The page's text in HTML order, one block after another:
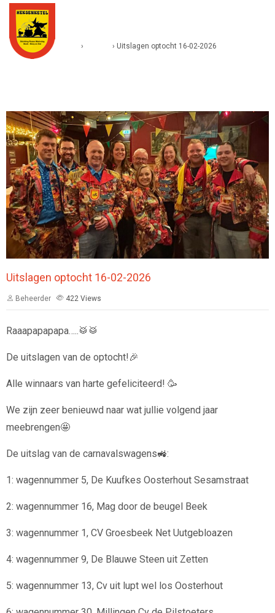
› › Uitslagen optocht 16-02-2026
Uitslagen optocht 16-02-2026
Beheerder 422 Views
Raaapapapapa…..🥁🥁
De uitslagen van de optocht!🎉
Alle winnaars van harte gefeliciteerd! 🥳
We zijn zeer benieuwd naar wat jullie volgend jaar
meebrengen🤩
De uitslag van de carnavalswagens🚜:
1: wagennummer 5, De Kuufkes Oosterhout Sesamstraat
2: wagennummer 16, Mag door de beugel Beek
3: wagennummer 1, CV Groesbeek Net Uutgebloazen
4: wagennummer 9, De Blauwe Steen uit Zetten
5: wagennummer 13, Cv uit lupt wel los Oosterhout